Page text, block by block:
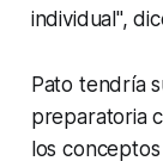
individual",
Pato tendría
preparatoria
los